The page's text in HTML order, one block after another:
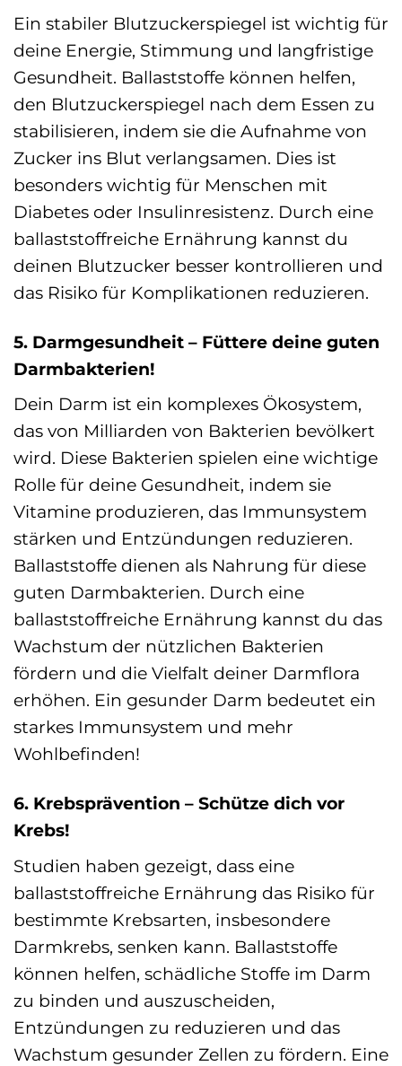
Ein stabiler Blutzuckerspiegel ist wichtig für
deine Energie, Stimmung und langfristige
Gesundheit. Ballaststoffe können helfen,
den Blutzuckerspiegel nach dem Essen zu
stabilisieren, indem sie die Aufnahme von
Zucker ins Blut verlangsamen. Dies ist
besonders wichtig für Menschen mit
Diabetes oder Insulinresistenz. Durch eine
ballaststoffreiche Ernährung kannst du
deinen Blutzucker besser kontrollieren und
das Risiko für Komplikationen reduzieren.
5. Darmgesundheit – Füttere deine guten
Darmbakterien!
Dein Darm ist ein komplexes Ökosystem,
das von Milliarden von Bakterien bevölkert
wird. Diese Bakterien spielen eine wichtige
Rolle für deine Gesundheit, indem sie
Vitamine produzieren, das Immunsystem
stärken und Entzündungen reduzieren.
Ballaststoffe dienen als Nahrung für diese
guten Darmbakterien. Durch eine
ballaststoffreiche Ernährung kannst du das
Wachstum der nützlichen Bakterien
fördern und die Vielfalt deiner Darmflora
erhöhen. Ein gesunder Darm bedeutet ein
starkes Immunsystem und mehr
Wohlbefinden!
6. Krebsprävention – Schütze dich vor
Krebs!
Studien haben gezeigt, dass eine
ballaststoffreiche Ernährung das Risiko für
bestimmte Krebsarten, insbesondere
Darmkrebs, senken kann. Ballaststoffe
können helfen, schädliche Stoffe im Darm
zu binden und auszuscheiden,
Entzündungen zu reduzieren und das
Wachstum gesunder Zellen zu fördern. Eine